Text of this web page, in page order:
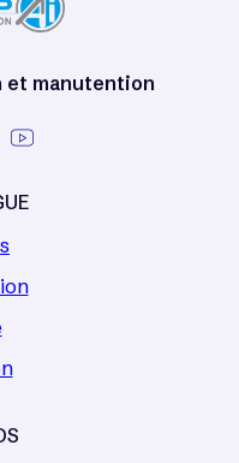
et manutention